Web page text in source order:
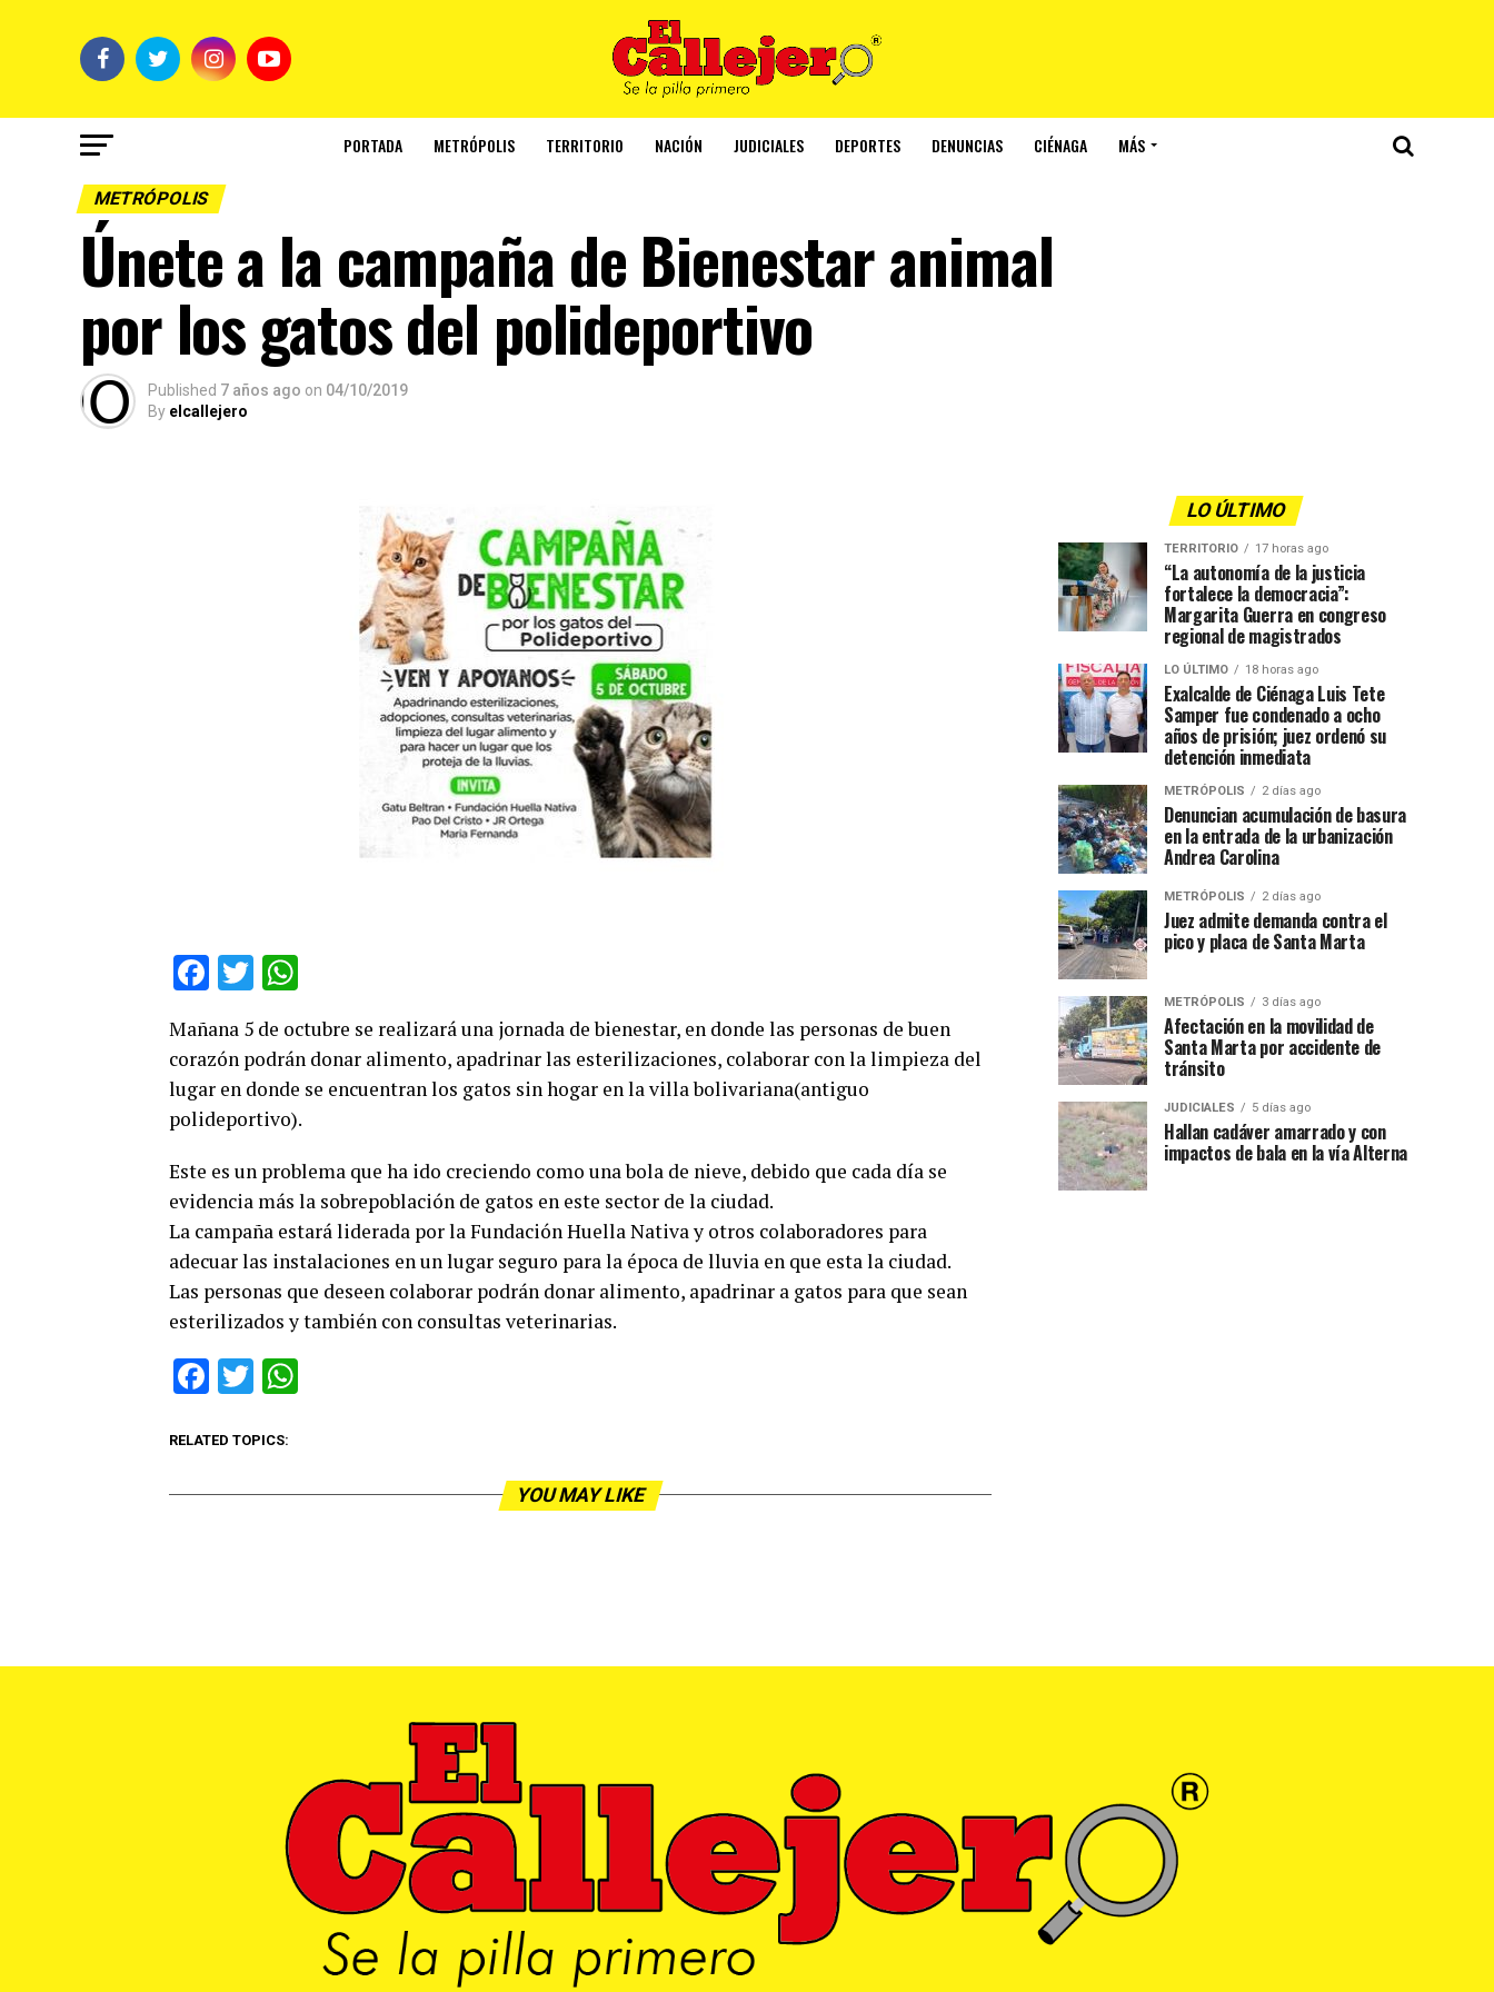
PORTADA METRÓPOLIS TERRITORIO NACIÓN JUDICIALES DEPORTES DENUNCIAS CIÉNAGA MÁS
METRÓPOLIS
Únete a la campaña de Bienestar animal
por los gatos del polideportivo
Published 7 años ago on 04/10/2019
By elcallejero
Facebook
Twitter
Mañana 5 de octubre se realizará una jornada de bienestar, en donde las personas de buen
corazón podrán donar alimento, apadrinar las esterilizaciones, colaborar con la limpieza del
lugar en donde se encuentran los gatos sin hogar en la villa bolivariana(antiguo
polideportivo).
Este es un problema que ha ido creciendo como una bola de nieve, debido que cada día se
evidencia más la sobrepoblación de gatos en este sector de la ciudad.
La campaña estará liderada por la Fundación Huella Nativa y otros colaboradores para
adecuar las instalaciones en un lugar seguro para la época de lluvia en que esta la ciudad.
Las personas que deseen colaborar podrán donar alimento, apadrinar a gatos para que sean
esterilizados y también con consultas veterinarias.
Facebook
Twitter
RELATED TOPICS:
YOU MAY LIKE
LO ÚLTIMO
TERRITORIO 17 horas ago
“La autonomía de la justicia
fortalece la democracia”:
Margarita Guerra en congreso
regional de magistrados
LO ÚLTIMO 18 horas ago
Exalcalde de Ciénaga Luis Tete
Samper fue condenado a ocho
años de prisión; juez ordenó su
detención inmediata
METRÓPOLIS 2 días ago
Denuncian acumulación de basura
en la entrada de la urbanización
Andrea Carolina
METRÓPOLIS 2 días ago
Juez admite demanda contra el
pico y placa de Santa Marta
METRÓPOLIS 3 días ago
Afectación en la movilidad de
Santa Marta por accidente de
tránsito
JUDICIALES 5 días ago
Hallan cadáver amarrado y con
impactos de bala en la vía Alterna